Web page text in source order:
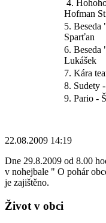
4.
Hofman
5.
Sparťan
6. Beseda
Lukášek
7. Kára
8. Sudety
9. Pario -
22.08.2009 14:19
Dne 29.8.2009 od 8.00
v nohejbale " O pohár
je zajištěno.
Život v obci